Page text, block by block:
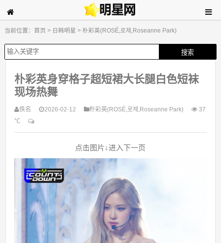
当前位置： 首页 > 日韩明星 > 朴彩英(ROSÉ,로제,Roseanne Park)
朴彩英身穿格子超短裙大长腿白色短袜
现场热舞
佚名 2026-02-12 朴彩英(ROSÉ,로제,Roseanne Park)
37
℃
点击图片↓进入下一页